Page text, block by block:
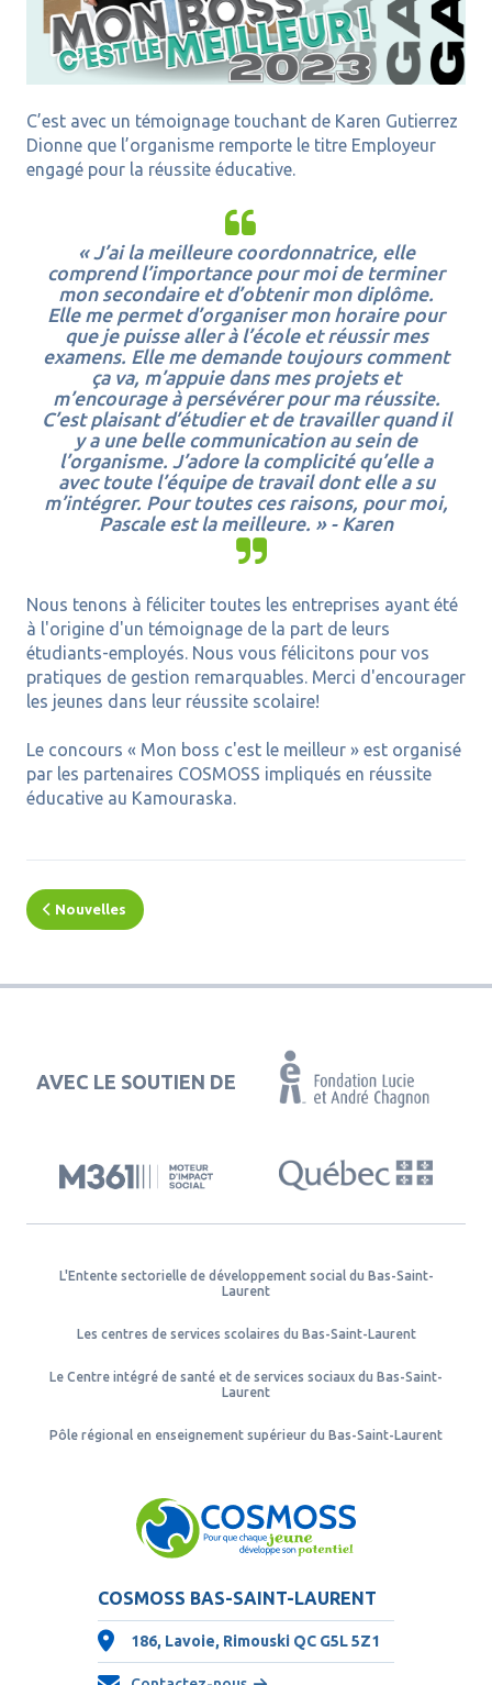
C’est avec un témoignage touchant de Karen Gutierrez
Dionne que l’organisme remporte le titre Employeur
engagé pour la réussite éducative.
« J’ai la meilleure coordonnatrice, elle
comprend l’importance pour moi de terminer
mon secondaire et d’obtenir mon diplôme.
Elle me permet d’organiser mon horaire pour
que je puisse aller à l’école et réussir mes
examens. Elle me demande toujours comment
ça va, m’appuie dans mes projets et
m’encourage à persévérer pour ma réussite.
C’est plaisant d’étudier et de travailler quand il
y a une belle communication au sein de
l’organisme. J’adore la complicité qu’elle a
avec toute l’équipe de travail dont elle a su
m’intégrer. Pour toutes ces raisons, pour moi,
Pascale est la meilleure. » - Karen
Nous tenons à féliciter toutes les entreprises ayant été
à l'origine d'un témoignage de la part de leurs
étudiants-employés. Nous vous félicitons pour vos
pratiques de gestion remarquables. Merci d'encourager
les jeunes dans leur réussite scolaire!
Le concours « Mon boss c'est le meilleur » est organisé
par les partenaires COSMOSS impliqués en réussite
éducative au Kamouraska.
Nouvelles
AVEC LE SOUTIEN DE
L'Entente sectorielle de développement social du Bas-Saint-
Laurent
Les centres de services scolaires du Bas-Saint-Laurent
Le Centre intégré de santé et de services sociaux du Bas-Saint-
Laurent
Pôle régional en enseignement supérieur du Bas-Saint-Laurent
COSMOSS BAS-SAINT-LAURENT
186, Lavoie, Rimouski QC G5L 5Z1